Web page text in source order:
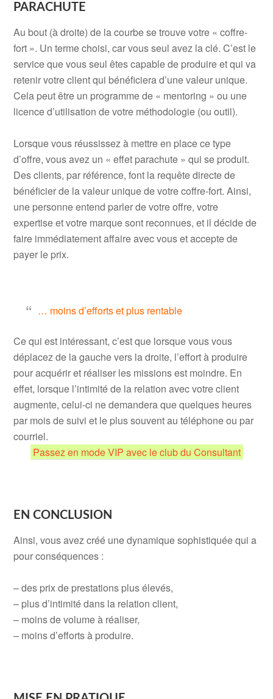
PARACHUTE
Au bout (à droite) de la courbe se trouve votre « coffre-
fort ». Un terme choisi, car vous seul avez la clé. C’est le
service que vous seul êtes capable de produire et qui va
retenir votre client qui bénéficiera d’une valeur unique.
Cela peut être un programme de « mentoring » ou une
licence d’utilisation de votre méthodologie (ou outil).
Lorsque vous réussissez à mettre en place ce type
d’offre, vous avez un « effet parachute » qui se produit.
Des clients, par référence, font la requête directe de
bénéficier de la valeur unique de votre coffre-fort. Ainsi,
une personne entend parler de votre offre, votre
expertise et votre marque sont reconnues, et il décide de
faire immédiatement affaire avec vous et accepte de
payer le prix.
… moins d’efforts et plus rentable
Ce qui est intéressant, c’est que lorsque vous vous
déplacez de la gauche vers la droite, l’effort à produire
pour acquérir et réaliser les missions est moindre. En
effet, lorsque l’intimité de la relation avec votre client
augmente, celui-ci ne demandera que quelques heures
par mois de suivi et le plus souvent au téléphone ou par
courriel.
Passez en mode VIP avec le club du Consultant
EN CONCLUSION
Ainsi, vous avez créé une dynamique sophistiquée qui a
pour conséquences :
– des prix de prestations plus élevés,
– plus d’intimité dans la relation client,
– moins de volume à réaliser,
– moins d’efforts à produire.